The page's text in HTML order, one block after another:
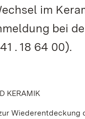
im
bei
. 18 64 00).
KERAMIK
Wiederentdeckung